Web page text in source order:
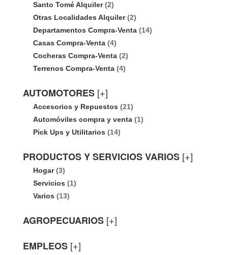
Santo Tomé Alquiler(2)
Otras Localidades Alquiler(2)
Departamentos Compra-Venta (14)
Casas Compra-Venta (4)
Cocheras Compra-Venta (2)
Terrenos Compra-Venta (4)
AUTOMOTORES [+]
Accesorios y Repuestos (21)
Automóviles compra y venta (1)
Pick Ups y Utilitarios (14)
PRODUCTOS Y SERVICIOS VARIOS [+]
Hogar(3)
Servicios (1)
Varios (13)
AGROPECUARIOS [+]
EMPLEOS [+]